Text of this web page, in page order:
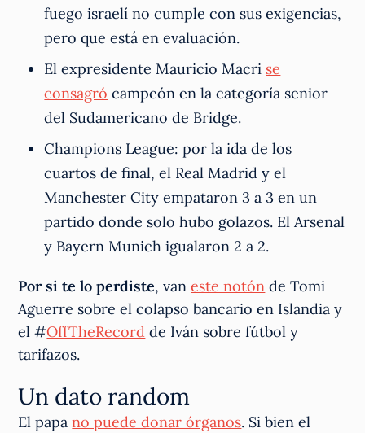
fuego israelí no cumple con sus exigencias,
pero que está en evaluación.
El expresidente Mauricio Macri se
consagró campeón en la categoría senior
del Sudamericano de Bridge.
Champions League: por la ida de los
cuartos de final, el Real Madrid y el
Manchester City empataron 3 a 3 en un
partido donde solo hubo golazos. El Arsenal
y Bayern Munich igualaron 2 a 2.
Por si te lo perdiste, vaneste notón de Tomi
Aguerre sobre el colapso bancario en Islandia y
el #OffTheRecord de Iván sobre fútbol y
tarifazos.
Un dato random
El papano puede donar órganos. Si bien el